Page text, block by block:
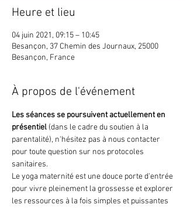
Heure et lieu
04 juin 2021, 09:15 – 10:45
Besançon, 37 Chemin des Journaux, 25000
Besançon, France
À propos de l'événement
Les séances se poursuivent actuellement en
présentiel (dans le cadre du soutien à la
parentalité), n'hésitez pas à nous contacter
pour toute question sur nos protocoles
sanitaires.
Le yoga maternité est une douce porte d'entrée
pour vivre pleinement la grossesse et explorer
les ressources à la fois simples et puissantes